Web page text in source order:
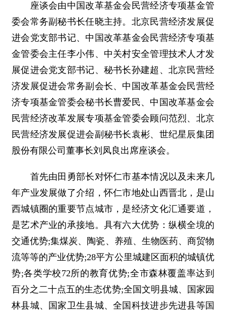
座谈会由中国改革基金会民营经济专项基金管
委会常务副秘书长任晓主持。北京民营经济发展促
进会党支部书记、中国改革基金会民营经济专项基
金管委会主任李小伟、中关村安全管理技术人才发
展促进会党支部书记、秘书长孙建超、北京民营经
济发展促进会常务副会长、中国改革基金会民营经
济专项基金管委会秘书长曹爱民、中国改革基金会
民营经济改革发展专项基金管委会顾问范烈、北京
民营经济发展促进会副秘书长袁彬、世纪星辰集团
股份有限公司董事长刘凤良出席座谈会。
首先由田勇部长对怀仁市基本情况以及未来几
年产业发展做了介绍，怀仁市地处山西晋北，是山
西城镇圈的重要节点城市，是经济文化汇通要道，
是艺术产业的承接地。具有六大优势：纵横全境的
交通优势;集煤炭、陶瓷、养殖、生物医药、商贸物
流等等的产业优势;28平方公里城建区面积的城镇优
势;各类学校72所的教育优势;全市森林覆盖率达到
百分之二十点五的生态优势;全国文明县城、国家园
林县城、国家卫生县城、全国科技进步先进县等国